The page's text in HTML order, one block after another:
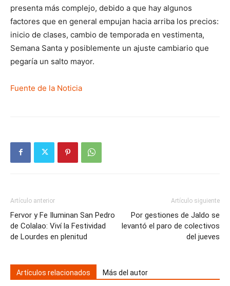
presenta más complejo, debido a que hay algunos
factores que en general empujan hacia arriba los precios:
inicio de clases, cambio de temporada en vestimenta,
Semana Santa y posiblemente un ajuste cambiario que
pegaría un salto mayor.
Fuente de la Noticia
Artículo anterior
Fervor y Fe Iluminan San Pedro
de Colalao: Viví la Festividad
de Lourdes en plenitud
Artículo siguiente
Por gestiones de Jaldo se
levantó el paro de colectivos
del jueves
Artículos relacionados Más del autor